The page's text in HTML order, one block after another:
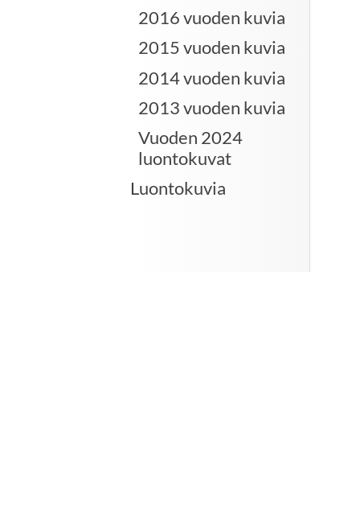
2016 vuoden kuvia
2015 vuoden kuvia
2014 vuoden kuvia
2013 vuoden kuvia
Vuoden 2024
luontokuvat
Luontokuvia